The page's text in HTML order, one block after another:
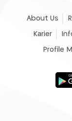
About Us
Karier
Profile